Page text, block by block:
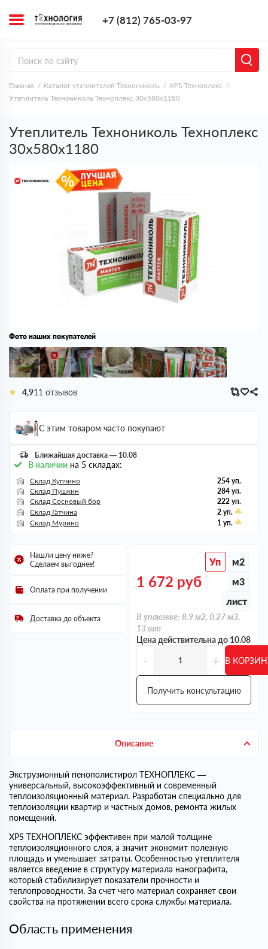
+7 (812) 765-03-97
Главная Каталог утеплителей Технониколь
XPS Техноплекс
Утеплитель Технониколь Техноплекс 30х580х1180
Утеплитель Технониколь Техноплекс
30х580х1180
Фото наших покупателей
4,9 11 отзывов
С этим товаром часто покупают
Ближайшая доставка — 10.08
В наличии на 5 складах:
Склад Купчино
254 уп.
Склад Пушкин
284 уп.
Склад Сосновый бор
222 уп.
Склад Гатчина
2 уп.
Склад Мурино
1 уп.
1 672 руб
Уп
м2
м3
лист
В упаковке: 8.9 м2, 0.27 м3,
13 шт
Цена действительна до 10.08
- + В
Получить консультацию
Нашли цену ниже?
Сделаем выгоднее!
Оплата при получении
Доставка до объекта
Описание
Экструзионный пенополистирол ТЕХНОПЛЕКС —
универсальный, высокоэффективный и современный
теплоизоляционный материал. Разработан специально для
теплоизоляции квартир и частных домов, ремонта жилых
помещений.
XPS ТЕХНОПЛЕКС эффективен при малой толщине
теплоизоляционного слоя, а значит экономит полезную
площадь и уменьшает затраты. Особенностью утеплителя
является введение в структуру материала нанографита,
который стабилизирует показатели прочности и
теплопроводности. За счет чего материал сохраняет свои
свойства на протяжении всего срока службы материала.
Область применения